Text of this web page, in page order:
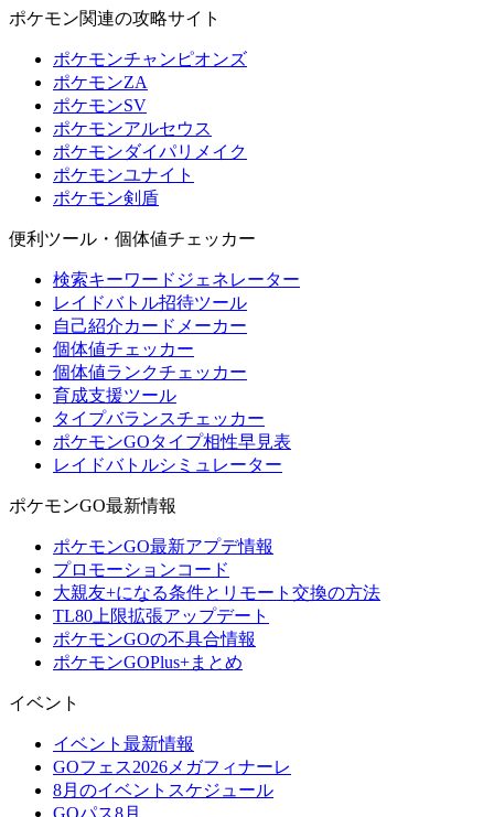
ポケモン関連の攻略サイト
ポケモンチャンピオンズ
ポケモンZA
ポケモンSV
ポケモンアルセウス
ポケモンダイパリメイク
ポケモンユナイト
ポケモン剣盾
便利ツール・個体値チェッカー
検索キーワードジェネレーター
レイドバトル招待ツール
自己紹介カードメーカー
個体値チェッカー
個体値ランクチェッカー
育成支援ツール
タイプバランスチェッカー
ポケモンGOタイプ相性早見表
レイドバトルシミュレーター
ポケモンGO最新情報
ポケモンGO最新アプデ情報
プロモーションコード
大親友+になる条件とリモート交換の方法
TL80上限拡張アップデート
ポケモンGOの不具合情報
ポケモンGOPlus+まとめ
イベント
イベント最新情報
GOフェス2026メガフィナーレ
8月のイベントスケジュール
GOパス8月